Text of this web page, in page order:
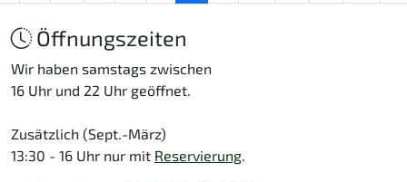
Öffnungszeiten
Wir haben samstags zwischen
16 Uhr und 22 Uhr geöffnet.
Zusätzlich (Sept.-März)
13:30 - 16 Uhr nur mit Reservierung.